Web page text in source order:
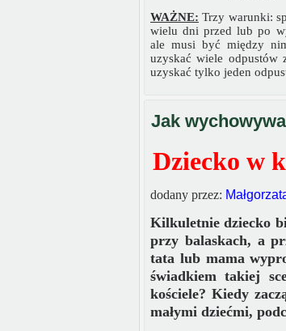
WAŻNE: Trzy warunki:
wielu dni przed lub po
ale musi być między
uzyskać wiele odpustów
uzyskać tylko jeden
Jak
Dziecko w
dodany przez:
Kilkuletnie dziecko
przy balaskach, a
tata lub mama
świadkiem takiej
kościele? Kiedy
małymi dziećmi,